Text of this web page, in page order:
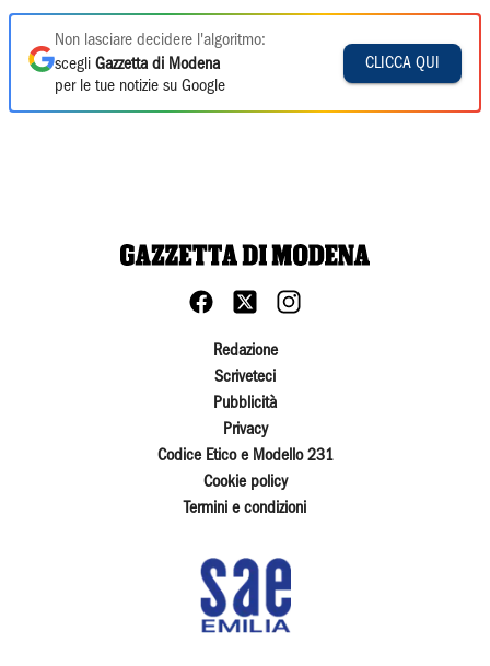
Non lasciare decidere l'algoritmo:
scegli Gazzetta di Modena
per le tue notizie su Google
CLICCA QUI
Redazione
Scriveteci
Pubblicità
Privacy
Codice Etico e Modello 231
Cookie policy
Termini e condizioni